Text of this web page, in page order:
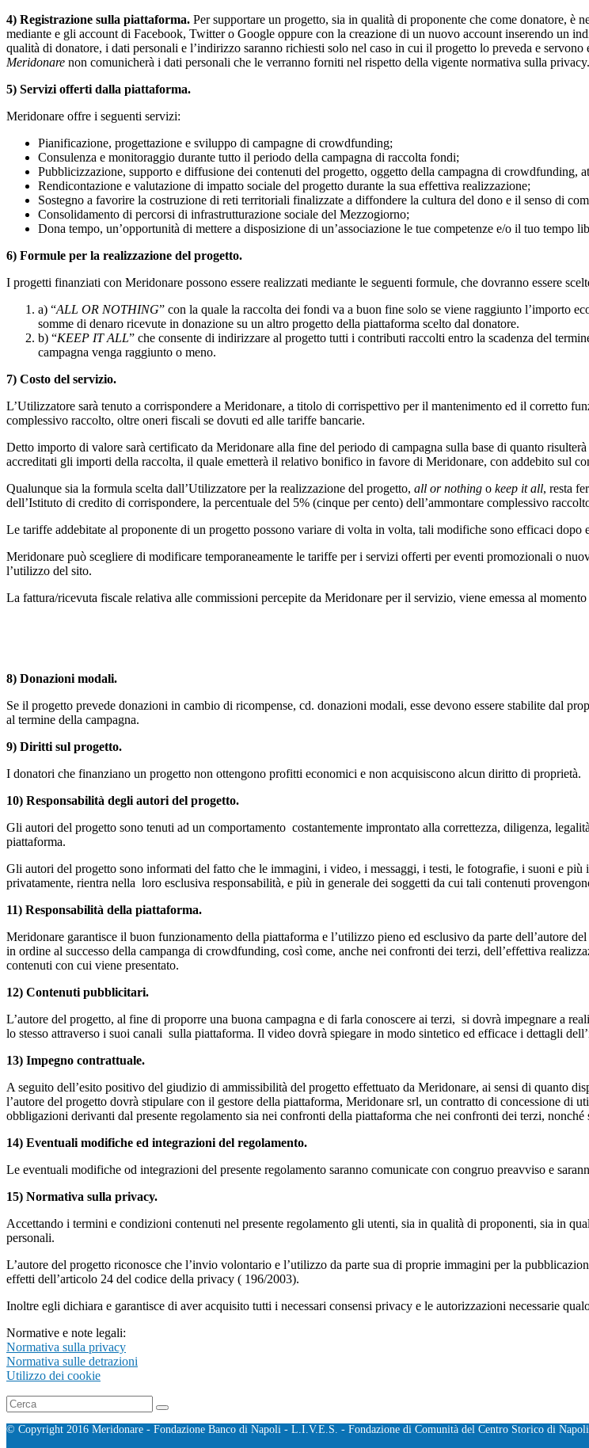
4) Registrazione sulla piattaforma. Per supportare un progetto, sia in qualità di proponente che come donatore, è
mediante e gli account di Facebook, Twitter o Google oppure con la creazione di un nuovo account inserendo un
qualità di donatore, i dati personali e l’indirizzo saranno richiesti solo nel caso in cui il progetto lo preveda e
Meridonare non comunicherà i dati personali che le verranno forniti nel rispetto della vigente normativa sulla privacy.
5) Servizi offerti dalla piattaforma.
Meridonare offre i seguenti servizi:
Pianificazione, progettazione e sviluppo di campagne di crowdfunding;
Consulenza e monitoraggio durante tutto il periodo della campagna di raccolta fondi;
Pubblicizzazione, supporto e diffusione dei contenuti del progetto, oggetto della campagna di
Rendicontazione e valutazione di impatto sociale del progetto durante la sua effettiva realizzazione;
Sostegno a favorire la costruzione di reti territoriali finalizzate a diffondere la cultura del dono e il senso di
Consolidamento di percorsi di infrastrutturazione sociale del Mezzogiorno;
Dona tempo, un’opportunità di mettere a disposizione di un’associazione le tue competenze e/o il tuo tempo
6) Formule per la realizzazione del progetto.
I progetti finanziati con Meridonare possono essere realizzati mediante le seguenti formule, che dovranno essere
a) “ALL OR NOTHING” con la quale la raccolta dei fondi va a buon fine solo se viene raggiunto l’importo
somme di denaro ricevute in donazione su un altro progetto della piattaforma scelto dal donatore.
b) “KEEP IT ALL” che consente di indirizzare al progetto tutti i contributi raccolti entro la scadenza del
campagna venga raggiunto o meno.
7) Costo del servizio.
L’Utilizzatore sarà tenuto a corrispondere a Meridonare, a titolo di corrispettivo per il mantenimento ed il corretto
complessivo raccolto, oltre oneri fiscali se dovuti ed alle tariffe bancarie.
Detto importo di valore sarà certificato da Meridonare alla fine del periodo di campagna sulla base di quanto
accreditati gli importi della raccolta, il quale emetterà il relativo bonifico in favore di Meridonare, con addebito sul
Qualunque sia la formula scelta dall’Utilizzatore per la realizzazione del progetto, all or nothing o keep it all, resta
dell’Istituto di credito di corrispondere, la percentuale del 5% (cinque per cento) dell’ammontare complessivo
Le tariffe addebitate al proponente di un progetto possono variare di volta in volta, tali modifiche sono efficaci dopo
Meridonare può scegliere di modificare temporaneamente le tariffe per i servizi offerti per eventi promozionali o
l’utilizzo del sito.
La fattura/ricevuta fiscale relativa alle commissioni percepite da Meridonare per il servizio, viene emessa al
8) Donazioni modali.
Se il progetto prevede donazioni in cambio di ricompense, cd. donazioni modali, esse devono essere stabilite dal
al termine della campagna.
9) Diritti sul progetto.
I donatori che finanziano un progetto non ottengono profitti economici e non acquisiscono alcun diritto di proprietà.
10) Responsabilità degli autori del progetto.
Gli autori del progetto sono tenuti ad un comportamento costantemente improntato alla correttezza, diligenza,
piattaforma.
Gli autori del progetto sono informati del fatto che le immagini, i video, i messaggi, i testi, le fotografie, i suoni e più
privatamente, rientra nella loro esclusiva responsabilità, e più in generale dei soggetti da cui tali contenuti
11) Responsabilità della piattaforma.
Meridonare garantisce il buon funzionamento della piattaforma e l’utilizzo pieno ed esclusivo da parte dell’autore
in ordine al successo della campanga di crowdfunding, così come, anche nei confronti dei terzi, dell’effettiva
contenuti con cui viene presentato.
12) Contenuti pubblicitari.
L’autore del progetto, al fine di proporre una buona campagna e di farla conoscere ai terzi, si dovrà impegnare a
lo stesso attraverso i suoi canali sulla piattaforma. Il video dovrà spiegare in modo sintetico ed efficace i dettagli
13) Impegno contrattuale.
A seguito dell’esito positivo del giudizio di ammissibilità del progetto effettuato da Meridonare, ai sensi di quanto
l’autore del progetto dovrà stipulare con il gestore della piattaforma, Meridonare srl, un contratto di concessione
obbligazioni derivanti dal presente regolamento sia nei confronti della piattaforma che nei confronti dei terzi, nonché
14) Eventuali modifiche ed integrazioni del regolamento.
Le eventuali modifiche od integrazioni del presente regolamento saranno comunicate con congruo preavviso e
15) Normativa sulla privacy.
Accettando i termini e condizioni contenuti nel presente regolamento gli utenti, sia in qualità di proponenti, sia in
personali.
L’autore del progetto riconosce che l’invio volontario e l’utilizzo da parte sua di proprie immagini per la
effetti dell’articolo 24 del codice della privacy ( 196/2003).
Inoltre egli dichiara e garantisce di aver acquisito tutti i necessari consensi privacy e le autorizzazioni necessarie
Normative e note legali:
Normativa sulla privacy
Normativa sulle detrazioni
Utilizzo dei cookie
© Copyright 2016 Meridonare - Fondazione Banco di Napoli - L.I.V.E.S. - Fondazione di Comunità del Centro Storico di